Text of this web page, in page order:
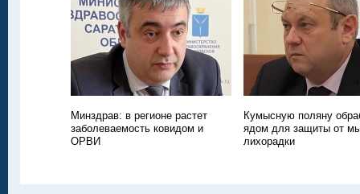
Минздрав: в регионе растет
заболеваемость ковидом и
ОРВИ
Кумысную поляну
ядом для защиты от
лихорадки